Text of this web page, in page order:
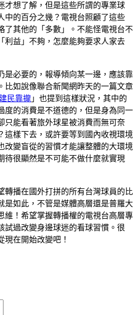
才想了解，但是這些所謂的專業球
中的百分之幾？電視台照顧了這些
了其他的「多數」。不能怪電視台不
利益」不夠，怎麼能夠要求人家去
是必要的，報導傾向某一邊，應該靠
比如說像聯合新聞網昨天的一篇文章
民靠攏 」也提到這樣狀況，其中的
度的消費是不道德的，但是身為同一
只能看著旅外球星被消費而無可奈
這樣下去，或許要等到國內收視環境
改變盲從的習慣才能讓整體的大環境
待很顯然是不可能不做什麼就實現
轉播在國外打拼的所有台灣球員的比
是如此，不管是媒體高層還是普羅大
維！希望掌握轉播權的電視台高層專
試過改變身邊球迷的看球習慣。很
現在開始改變吧！